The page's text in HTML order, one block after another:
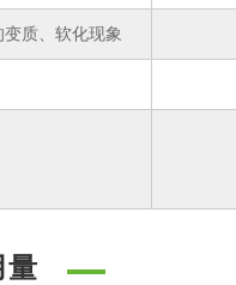
质、软化现象
量